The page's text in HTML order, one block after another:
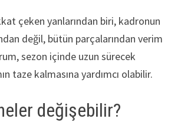
çeken yanlarından biri, kadronun
değil, bütün parçalarından verim
sezon içinde uzun sürecek
taze kalmasına yardımcı olabilir.
değişebilir?